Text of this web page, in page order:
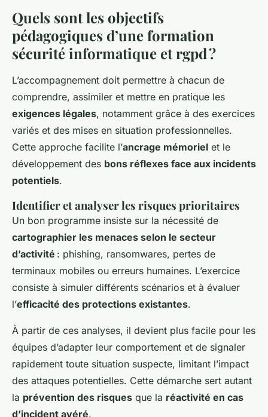
Quels sont les objectifs
pédagogiques d’une formation
sécurité informatique et rgpd ?
L’accompagnement doit permettre à chacun de
comprendre, assimiler et mettre en pratique les
exigences légales, notamment grâce à des exercices
variés et des mises en situation professionnelles.
Cette approche facilite l’ancrage mémoriel et le
développement des bons réflexes face aux incidents
potentiels.
Identifier et analyser les risques prioritaires
Un bon programme insiste sur la nécessité de
cartographier les menaces selon le secteur
d’activité : phishing, ransomwares, pertes de
terminaux mobiles ou erreurs humaines. L’exercice
consiste à simuler différents scénarios et à évaluer
l’efficacité des protections existantes.
À partir de ces analyses, il devient plus facile pour les
équipes d’adapter leur comportement et de signaler
rapidement toute situation suspecte, limitant l’impact
des attaques potentielles. Cette démarche sert autant
la prévention des risques que la réactivité en cas
d’incident avéré.